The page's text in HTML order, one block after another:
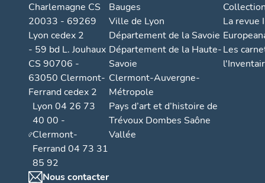
Charlemagne CS
20033 - 69269
Lyon cedex 2
- 59 bd L. Jouhaux
CS 90706 -
63050 Clermont-
Ferrand cedex 2
Lyon 04 26 73
40 00 -
Clermont-
Ferrand 04 73 31
85 92
Nous contacter
Bauges
Ville de Lyon
Département de la Savoie
Département de la Haute-
Savoie
Clermont-Auvergne-
Métropole
Pays d’art et d’histoire de
Trévoux Dombes Saône
Vallée
La revue
Les